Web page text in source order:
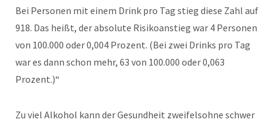
Bei Personen mit einem Drink pro Tag stieg diese Zahl auf
918. Das heißt, der absolute Risikoanstieg war 4 Personen
von 100.000 oder 0,004 Prozent. (Bei zwei Drinks pro Tag
war es dann schon mehr, 63 von 100.000 oder 0,063
Prozent.)“
Zu viel Alkohol kann der Gesundheit zweifelsohne schwer